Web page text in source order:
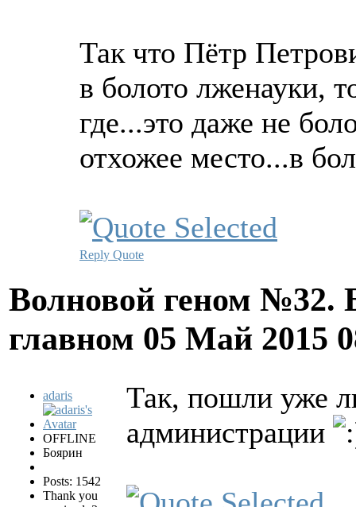
Так что Пётр
в болото лженауки,
где...это даже не
отхожее место...в
Reply Quote
Волновой геном №32.
главном 05 Май 2015
adaris
OFFLINE
Боярин
Posts: 1542
Thank you
Так, пошли уже
администрации